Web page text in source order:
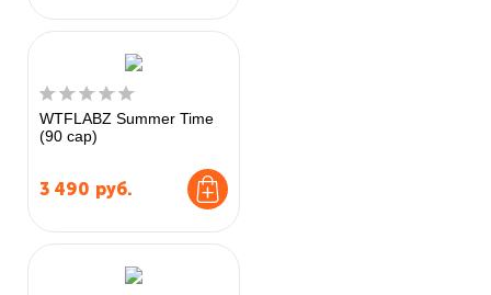
WTFLABZ Summer Time
(90 cap)
3 490 руб.